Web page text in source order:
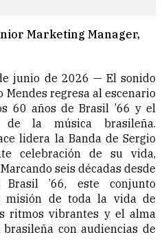
Marketing Manager,
junio de 2026 — El sonido
Mendes regresa al escenario
60 años de Brasil ’66 y el
de la música brasileña.
lidera la Banda de Sergio
celebración de su vida,
seis décadas desde
’66, este conjunto
misión de toda la vida de
ritmos vibrantes y el alma
con audiencias de